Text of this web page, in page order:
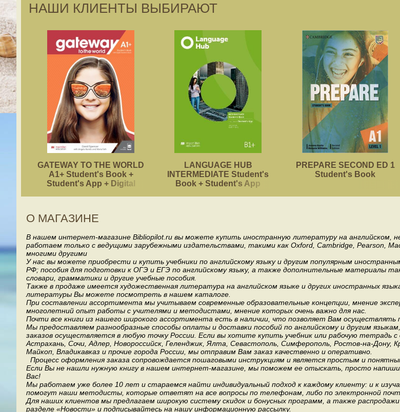
НАШИ КЛИЕНТЫ ВЫБИРАЮТ
GATEWAY TO THE WORLD
A1+ Student's Book +
Student's App + Digital
LANGUAGE HUB
INTERMEDIATE Student's
Book + Student's App
PREPARE SECOND ED 1
Student's Book
О МАГАЗИНЕ
В нашем интернет-магазине Bibliopilot.ru вы можете купить иностранную литературу на английском,
работаем только с ведущими зарубежными издательствами, такими как Oxford, Cambridge, Pearson,
многими другими
У нас вы можете приобрести и купить учебники по английскому языку и другим популярным
РФ; пособия для подготовки к ОГЭ и ЕГЭ по английскому языку, а также дополнительные материалы
словари, грамматики и другие учебные пособия.
Также в продаже имеется художественная литература на английском языке и других иностранных
литературы Вы можете посмотреть в нашем каталоге.
При составлении ассортимента мы учитываем современные образовательные концепции, мнение
многолетний опыт работы с учителями и методистами, мнение которых очень важно для нас.
Почти все книги из нашего широкого ассортимента есть в наличии, что позволяет Вам осуществлять
Мы предоставляем разнообразные способы оплаты и доставки пособий по английскому и другим
заказов осуществляется в любую точку России. Если вы хотите купить учебник или рабочую тетрадь
Астрахань, Сочи, Адлер, Новороссийск, Геленджик, Ялта, Севастополь, Симферополь, Ростов-на-Дону,
Майкоп, Владикавказ и прочие города России, мы отправим Вам заказ качественно и оперативно.
Процесс оформления заказа сопровождается пошаговыми инструкциям и является простым и
Если Вы не нашли нужную книгу в нашем интернет-магазине, мы поможем ее отыскать, просто
Вас!
Мы работаем уже более 10 лет и стараемся найти индивидуальный подход к каждому клиенту: и к
помогут наши методисты, которые ответят на все вопросы по телефонам, либо по электронной
Для наших клиентов мы предлагаем широкую систему скидок и бонусных программ, а также
разделе «Новости» и подписывайтесь на нашу информационную рассылку.